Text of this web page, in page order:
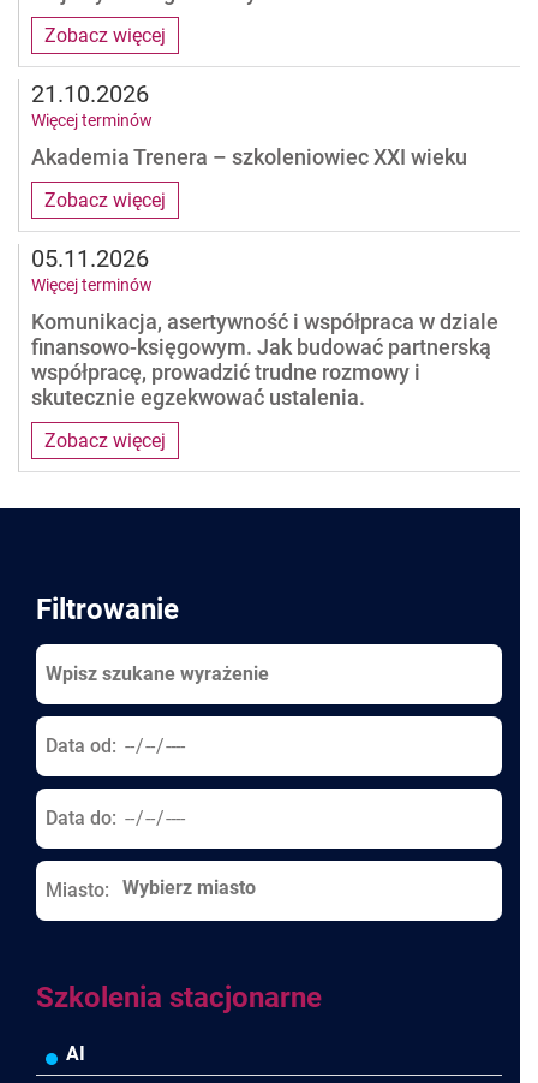
Filtrowanie
Data od:
Data do:
Miasto:
Szkolenia stacjonarne
AI
Zobacz więcej
Zobacz więcej
Akademia Trenera – szkoleniowiec XXI wieku
21.10.2026
Więcej terminów
Zobacz więcej
Komunikacja, asertywność i współpraca w dziale
finansowo-księgowym. Jak budować partnerską
współpracę, prowadzić trudne rozmowy i
skutecznie egzekwować ustalenia.
05.11.2026
Więcej terminów